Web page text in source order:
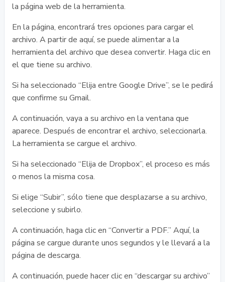
la página web de la herramienta.
En la página, encontrará tres opciones para cargar el
archivo. A partir de aquí, se puede alimentar a la
herramienta del archivo que desea convertir. Haga clic en
el que tiene su archivo.
Si ha seleccionado “Elija entre Google Drive”, se le pedirá
que confirme su Gmail.
A continuación, vaya a su archivo en la ventana que
aparece. Después de encontrar el archivo, seleccionarla.
La herramienta se cargue el archivo.
Si ha seleccionado “Elija de Dropbox”, el proceso es más
o menos la misma cosa.
Si elige “Subir”, sólo tiene que desplazarse a su archivo,
seleccione y subirlo.
A continuación, haga clic en “Convertir a PDF.” Aquí, la
página se cargue durante unos segundos y le llevará a la
página de descarga.
A continuación, puede hacer clic en “descargar su archivo”